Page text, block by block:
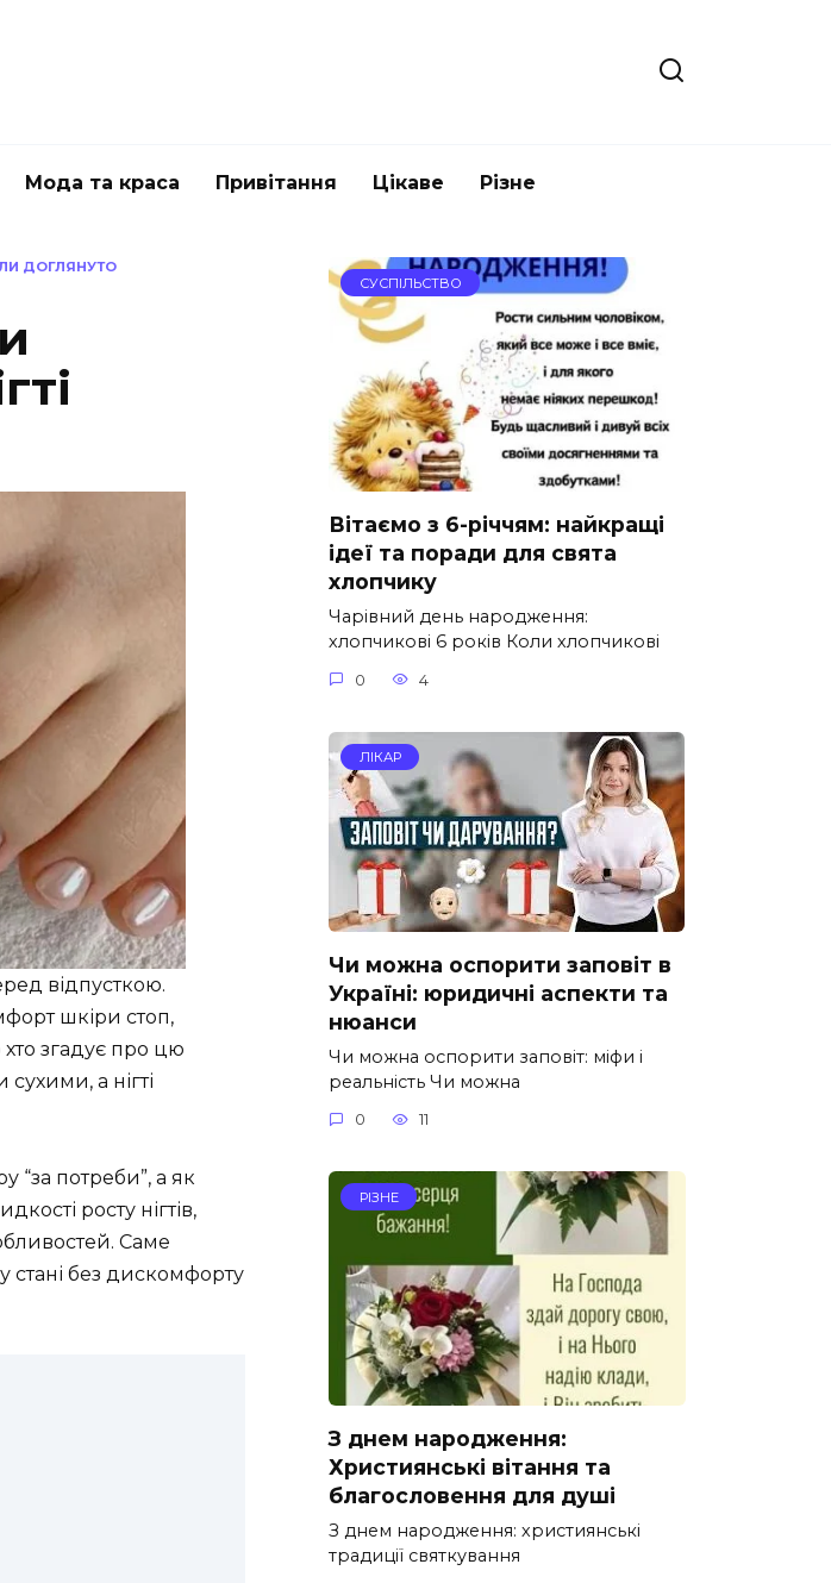
Мода та краса Привітання Цікаве Різне
ДОГЛЯНУТО
відпусткою.
шкіри стоп,
хто згадує про цю
а нігті
потреби”, а як
росту нігтів,
Саме
стані без дискомфорту
СУСПІЛЬСТВО
Вітаємо з 6-річчям: найкращі
ідеї та поради для свята
хлопчику
Чарівний день народження:
хлопчикові 6 років Коли хлопчикові
0 4
ЛІКАР
Чи можна оспорити заповіт в
Україні: юридичні аспекти та
нюанси
Чи можна оспорити заповіт: міфи і
реальність Чи можна
0 11
РІЗНЕ
З днем народження:
Християнські вітання та
благословення для душі
З днем народження: християнські
традиції святкування